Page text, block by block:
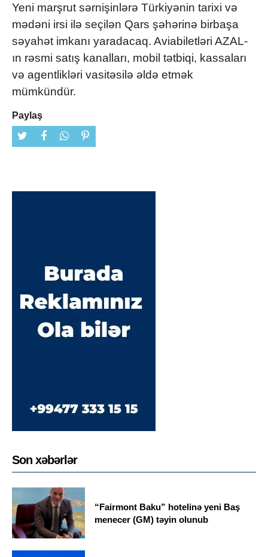
Yeni marşrut sərnişinlərə Türkiyənin tarixi və
mədəni irsi ilə seçilən Qars şəhərinə birbaşa
səyahət imkanı yaradacaq. Aviabiletləri AZAL-
ın rəsmi satış kanalları, mobil tətbiqi, kassaları
və agentlikləri vasitəsilə əldə etmək
mümkündür.
Paylaş
Son xəbərlər
“Fairmont Baku” hotelinə yeni Baş
menecer (GM) təyin olunub